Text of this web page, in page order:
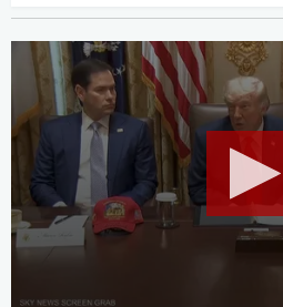
seconds
of
1
minute,
seconds